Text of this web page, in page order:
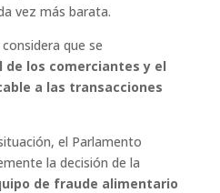
vez más barata.
que se
de los comerciantes y el
a las transacciones
el Parlamento
la decisión de la
de fraude alimentario